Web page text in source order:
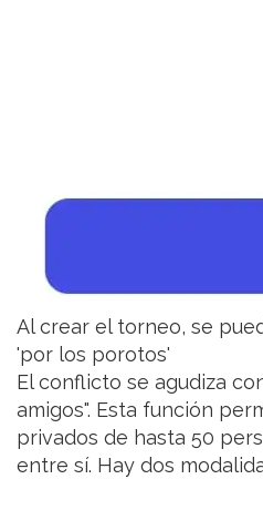
Al crear el torneo, se
'por los porotos'
El conflicto se agudiza
amigos". Esta función
privados de hasta 50
entre sí. Hay dos